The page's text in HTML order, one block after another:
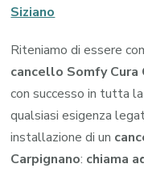
Siziano
Riteniamo di essere
cancello Somfy Cura
con successo in tutta
qualsiasi esigenza
installazione di un
Carpignano: chiama